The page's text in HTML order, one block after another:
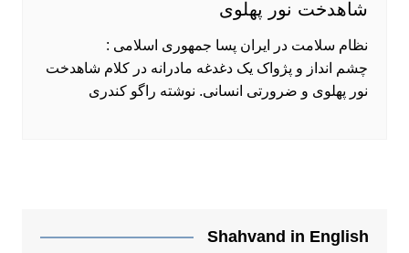
شاهدخت نور پهلوی
نظام سلامت در ایران پسا جمهوری اسلامی :
چشم ‌انداز و پژواک یک دغدغه مادرانه در کلام شاهدخت
نور پهلوی و ضرورتی انسانی. نوشته راگو کندری
Shahvand in English